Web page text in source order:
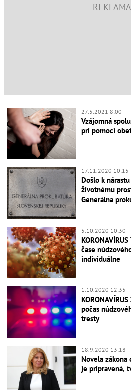
27.5.2021 8:00
Vzájomná
pri pomoci
17.11.2020 10:15
Došlo k
životnému
Generálna
5.10.2020 10:30
čase
individuálne
1.10.2020 12:35
počas
tresty
18.9.2020 13:18
Novela
je pripravená,